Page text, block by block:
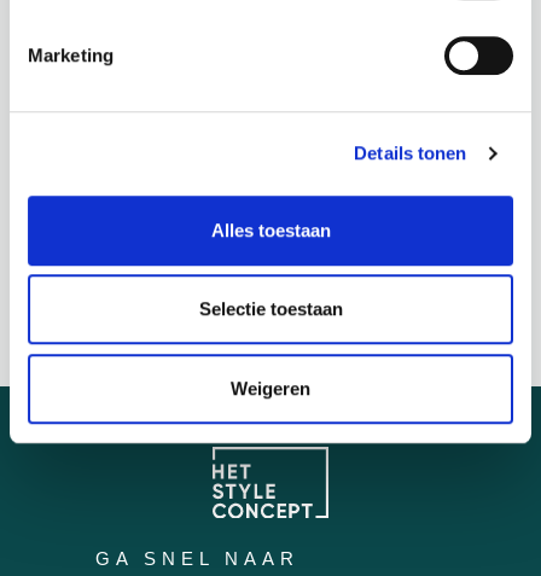
Marketing
Details tonen
Alles toestaan
Selectie toestaan
Weigeren
AZALP
GA SNEL NAAR